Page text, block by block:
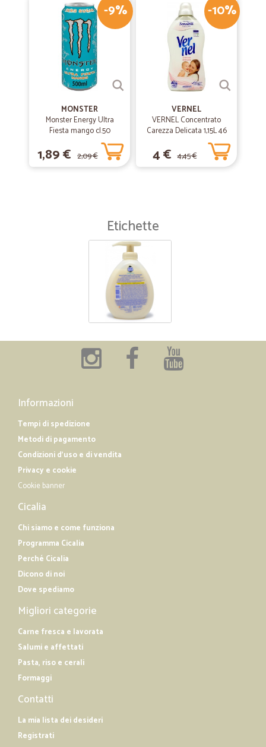
-9%
MONSTER
Monster Energy Ultra
Fiesta mango cl.50
1,89 € 2,09 €
-10%
VERNEL
VERNEL Concentrato
Carezza Delicata 1,15L 46
4 € 4,45 €
Etichette
Informazioni
Tempi di spedizione
Metodi di pagamento
Condizioni d'uso e di vendita
Privacy e cookie
Cookie banner
Cicalia
Chi siamo e come funziona
Programma Cicalia
Perché Cicalia
Dicono di noi
Dove spediamo
Migliori categorie
Carne fresca e lavorata
Salumi e affettati
Pasta, riso e cerali
Formaggi
Contatti
La mia lista dei desideri
Registrati